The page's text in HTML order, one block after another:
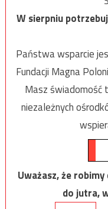
W sierpniu
Państwa wsparcie
Fundacji Magna
Masz świadomość
niezależnych
Uważasz, że
do jutra,